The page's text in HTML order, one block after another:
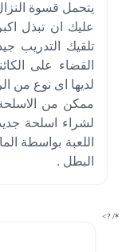
يتحمل قسوة
عليك ان تبذل
تلقيك التدريب
القضاء على
لديها اى نوع من
ممكن من
لشراء اسلحة
اللعبة بواسطة
البطل .
*/ ?>